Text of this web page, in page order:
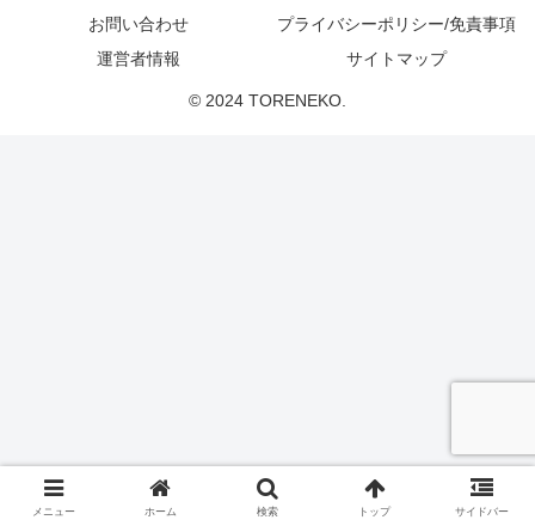
お問い合わせ
プライバシーポリシー/免責事項
運営者情報
サイトマップ
© 2024 TORENEKO.
メニュー ホーム 検索 トップ サイドバー